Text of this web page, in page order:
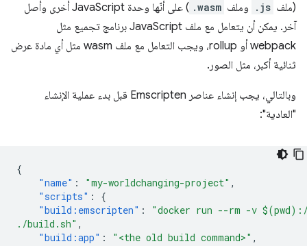
(ملف .js وملف .wasm
) على أنّها وحدة JavaScript أخرى وأصل
آخر. يمكن أن يتعامل مع ملف JavaScript برنامج تجميع مثل
webpack أو rollup، ويجب التعامل مع ملف wasm مثل أي مادة عرض
ثنائية أكبر، مثل الصور.
وبالتالي، يجب إنشاء عناصر Emscripten قبل بدء عملية الإنشاء
"العادية":
{
"name" : "my-worldchanging-project" ,
"scripts" :
{
"build:emscripten" :
"docker run --rm -v
./build.sh" ,
"build:app" : "<the old build command>" ,